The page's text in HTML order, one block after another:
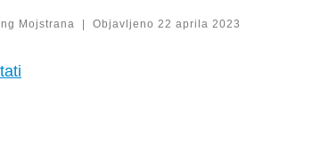
Mojstrana | Objavljeno 22 aprila 2023